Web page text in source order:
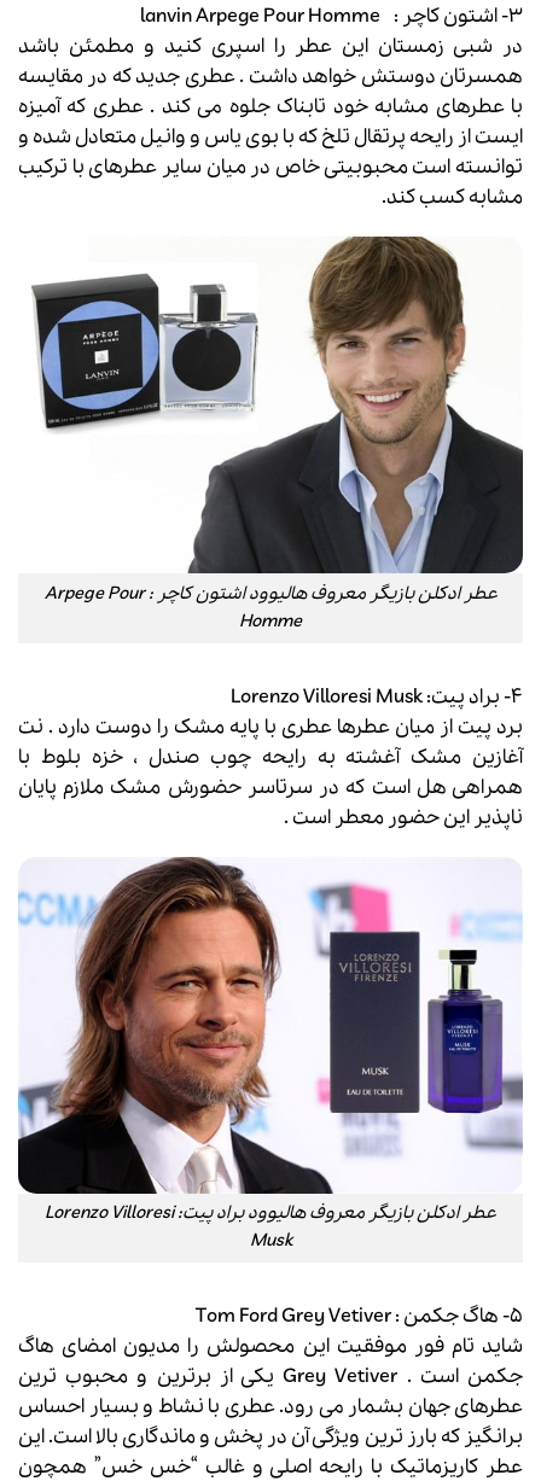
۳- اشتون کاچر : lanvin Arpege Pour Homme
در شبی زمستان این عطر را اسپری کنید و مطمئن باشد
همسرتان دوستش خواهد داشت . عطری جدید که در مقایسه
با عطرهای مشابه خود تابناک جلوه می کند . عطری که آمیزه
ایست از رایحه پرتقال تلخ که با بوی یاس و وانیل متعادل شده و
توانسته است محبوبیتی خاص در میان سایر عطرهای با ترکیب
مشابه کسب کند.
عطر ادکلن بازیگر معروف هالیوود اشتون کاچر : Arpege Pour
Homme
۴- براد پیت: Lorenzo Villoresi Musk
برد پیت از میان عطرها عطری با پایه مشک را دوست دارد . نت
آغازین مشک آغشته به رایحه چوب صندل ، خزه بلوط با
همراهی هل است که در سرتاسر حضورش مشک ملازم پایان
ناپذیر این حضور معطر است .
عطر ادکلن بازیگر معروف هالیوود براد پیت: Lorenzo Villoresi
Musk
۵- هاگ جکمن : Tom Ford Grey Vetiver
شاید تام فور موفقیت این محصولش را مدیون امضای هاگ
جکمن است . Grey Vetiver یکی از برترین و محبوب ترین
عطرهای جهان بشمار می رود. عطری با نشاط و بسیار احساس
برانگیز که بارز ترین ویژگی آن در پخش و ماندگاری بالا است. این
عطر کاریزماتیک با رایحه اصلی و غالب “خس خس” همچون